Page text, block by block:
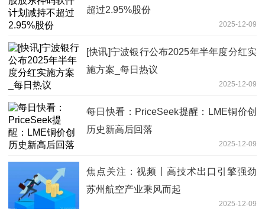
超过2.95%股份
2025-12-09
[快讯]宁波银行公布2025年半年度分红实
施方案_每日热议
2025-12-09
每日快看：PriceSeek提醒：LME铜价创
历史新高后回落
2025-12-09
焦点关注：视频丨高技术出口引擎强劲
苏州航空产业乘风而起
2025-12-09